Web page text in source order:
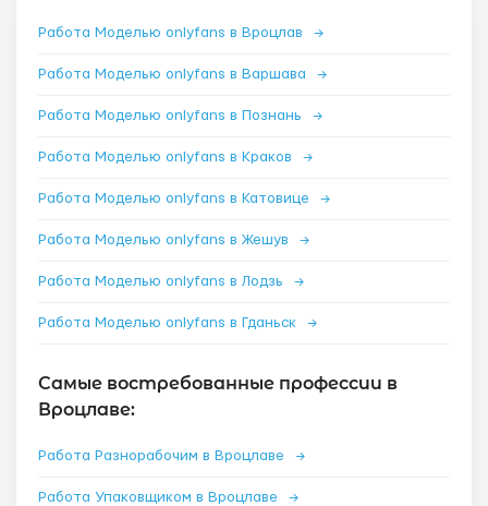
Работа Моделью onlyfans в Вроцлав →
Работа Моделью onlyfans в Варшава →
Работа Моделью onlyfans в Познань →
Работа Моделью onlyfans в Краков →
Работа Моделью onlyfans в Катовице →
Работа Моделью onlyfans в Жешув →
Работа Моделью onlyfans в Лодзь →
Работа Моделью onlyfans в Гданьск →
Самые востребованные профессии в
Вроцлаве:
Работа Разнорабочим в Вроцлаве →
Работа Упаковщиком в Вроцлаве →